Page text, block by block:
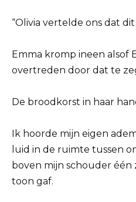
“Olivia vertelde ons dat dit
Emma kromp ineen alsof
overtreden door dat te
De broodkorst in haar
Ik hoorde mijn eigen
luid in de ruimte tussen
boven mijn schouder
toon gaf.